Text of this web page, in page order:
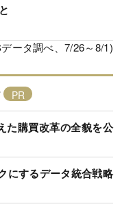
ータ調べ、7/26～8/1)
た購買改革の全貌を公
にするデータ統合戦略